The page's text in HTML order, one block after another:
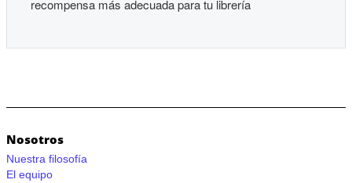
recompensa más adecuada para tu librería
Nosotros
Nuestra filosofía
El equipo